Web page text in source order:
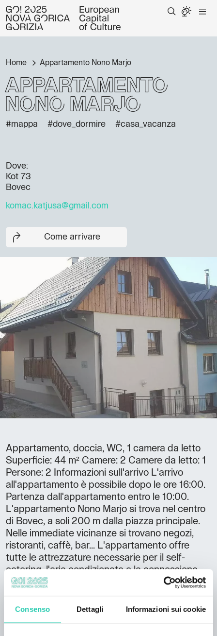
Consenso Dettagli Informazioni sui cookie
Home Appartamento Nono Marjo
Appartamento
Nono Marjo
#mappa #dove_dormire #casa_vacanza
Dove:
Kot 73
Bovec
komac.katjusa@gmail.com
Come arrivare
Appartamento, doccia, WC, 1 camera da letto
Superficie: 44 m² Camere: 2 Camere da letto: 1
Persone: 2 Informazioni sull'arrivo L'arrivo
all'appartamento è possibile dopo le ore 16:00.
Partenza dall'appartamento entro le 10:00.
L'appartamento Nono Marjo si trova nel centro
di Bovec, a soli 200 m dalla piazza principale.
Nelle immediate vicinanze si trovano negozi,
ristoranti, caffè, bar... L'appartamento offre
tutte le attrezzature necessarie per il self-
catering, l'aria condizionata e la connessione
WiFi gratuita.